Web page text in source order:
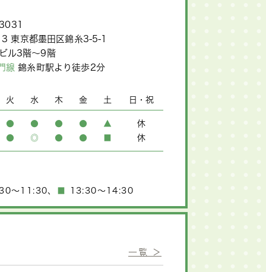
東京都墨田区錦糸3-5-1
ル3階～9階
線錦糸町駅より徒歩2分
火 水 木 金 土 日・祝
● ● ● ● ▲
休
●
◎ ● ● 休
～11:30、 13:30～14:30
一覧 ＞